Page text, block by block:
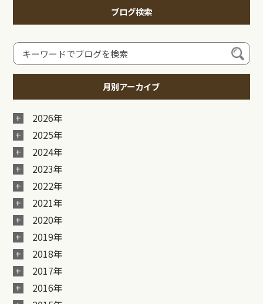
ブログ検索
月別アーカイブ
2026年
2025年
2024年
2023年
2022年
2021年
2020年
2019年
2018年
2017年
2016年